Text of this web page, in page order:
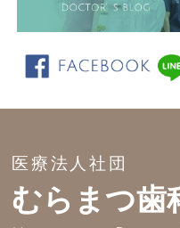
医療法人社団
むらまつ歯